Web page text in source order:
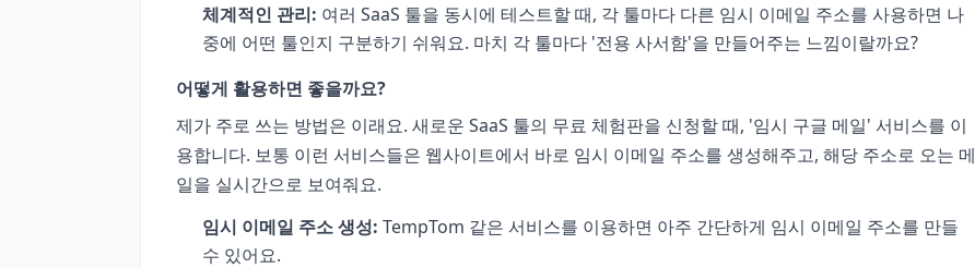
체계적인 관리: 여러 SaaS 툴을 동시에 테스트할 때, 각 툴마다 다른 임시 이메일 주소를 사용하면 나
중에 어떤 툴인지 구분하기 쉬워요. 마치 각 툴마다 '전용 사서함'을 만들어주는 느낌이랄까요?
어떻게 활용하면 좋을까요?
제가 주로 쓰는 방법은 이래요. 새로운 SaaS 툴의 무료 체험판을 신청할 때, '임시 구글 메일' 서비스를 이
용합니다. 보통 이런 서비스들은 웹사이트에서 바로 임시 이메일 주소를 생성해주고, 해당 주소로 오는 메
일을 실시간으로 보여줘요.
임시 이메일 주소 생성: TempTom 같은 서비스를 이용하면 아주 간단하게 임시 이메일 주소를 만들
수 있어요.